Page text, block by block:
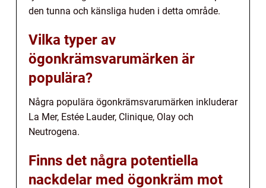
den tunna och känsliga huden i detta område.
Vilka typer av
ögonkrämsvarumärken är
populära?
Några populära ögonkrämsvarumärken inkluderar
La Mer, Estée Lauder, Clinique, Olay och
Neutrogena.
Finns det några potentiella
nackdelar med ögonkräm mot